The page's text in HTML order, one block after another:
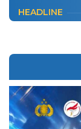
HEADLINE